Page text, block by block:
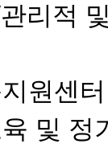
리적
원센
및 정